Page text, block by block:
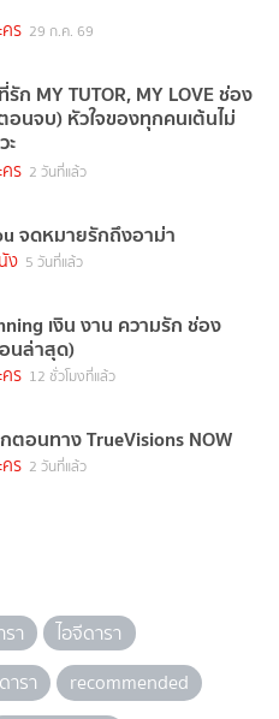
คร 29 ก.ค. 69
รัก MY TUTOR, MY LOVE ช่อง
อนจบ) หัวใจของทุกคนเต้นไม่
ะ
คร 2 วันที่แล้ว
จดหมายรักถึงอาม่า
ง 5 วันที่แล้ว
เงิน งาน ความรัก ช่อง
นล่าสุด)
คร 12 ชั่วโมงที่แล้ว
ตอนทาง TrueVisions NOW
คร 2 วันที่แล้ว
า
ไอจีดารา
ารา
recommended